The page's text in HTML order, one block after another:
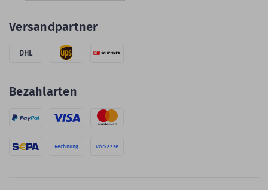
Versandpartner
DHL
Bezahlarten
Rechnung Vorkasse